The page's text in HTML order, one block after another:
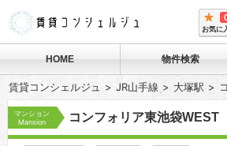
お気に
HOME 物件検索
賃貸コンシェルジュ JR山手線 大塚駅
マンション
Mansion
コンフォリア東池袋WEST